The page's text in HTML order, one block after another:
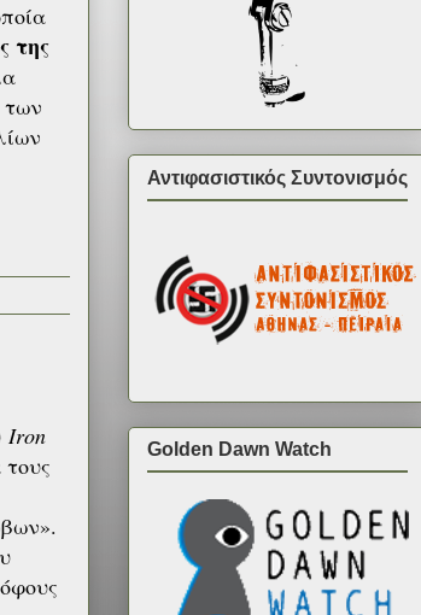
της
των
Iron
Αντιφασιστικός Συντονισμός
Golden Dawn Watch